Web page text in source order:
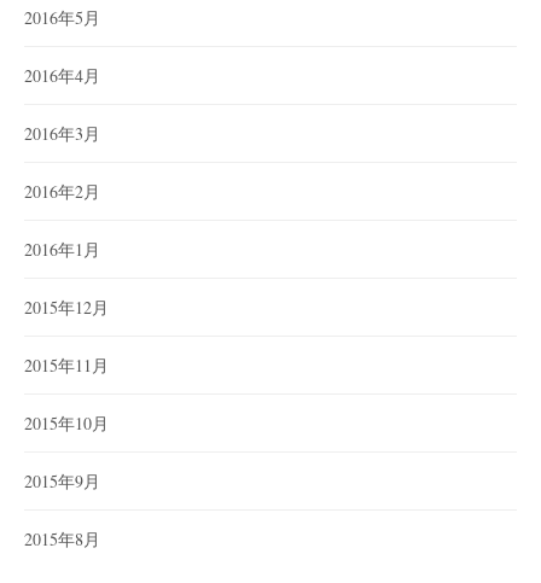
2016年5月
2016年4月
2016年3月
2016年2月
2016年1月
2015年12月
2015年11月
2015年10月
2015年9月
2015年8月